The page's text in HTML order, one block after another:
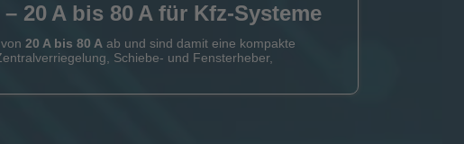
20 A bis 80 A für Kfz-Systeme
20 A bis 80 A ab und sind damit eine kompakte
Schiebe- und Fensterheber,